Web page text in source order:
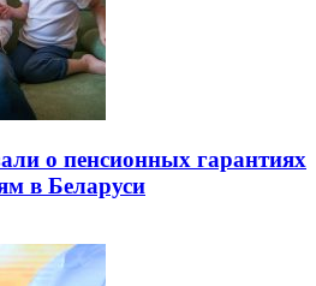
о пенсионных гарантиях
в Беларуси